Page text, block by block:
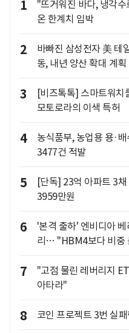
1
"뜨거워진 바다, 냉각
온 한계치 임박
2
바빠진 삼성전자 美
동, 내년 양산 확대 계
3
[비즈톡톡] 스마트워
모토로라의 이색 특허
4
농식품부, 농업용 용·
3477건 적발
5
[단독] 23억 아파트 3
3959만원
6
'본격 출하' 엔비디아
리… "HBM4보다 비중
7
"고점 물린 레버리지
아타라"
8 코인 프로젝트 3번 실